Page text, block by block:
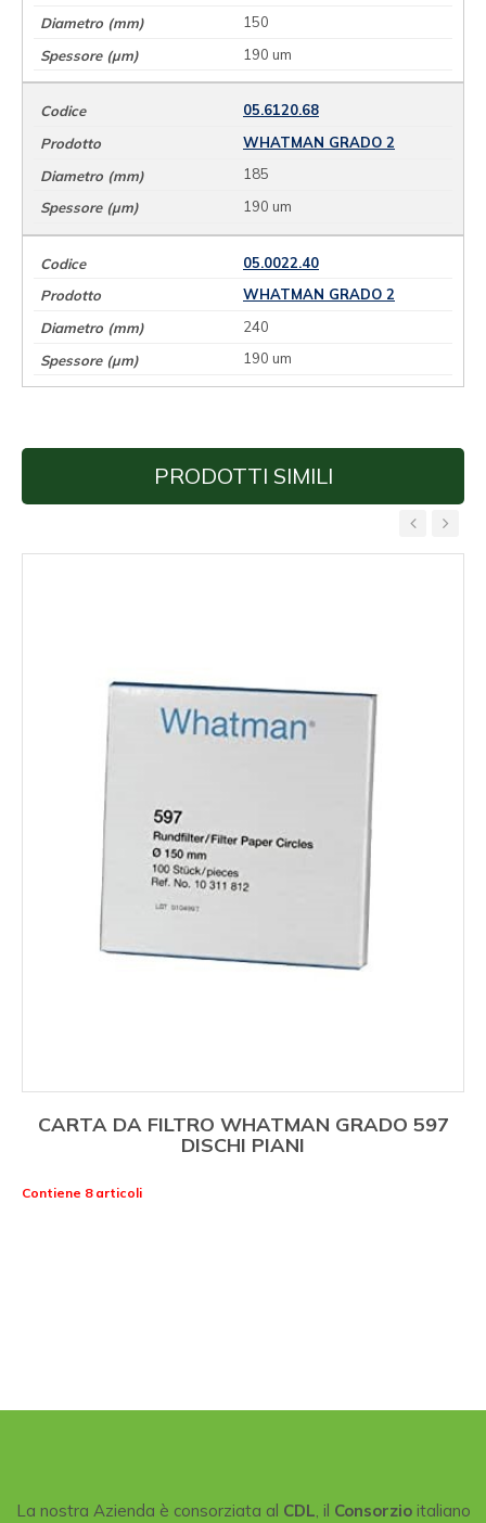
150
190 um
05.6120.68
WHATMAN GRADO 2
185
190 um
05.0022.40
WHATMAN GRADO 2
240
190 um
PRODOTTI SIMILI
CARTA DA FILTRO WHATMAN GRADO 597
DISCHI PIANI
Contiene 8 articoli
‹ ›
La nostra Azienda è consorziata al CDL , il Consorzioitaliano